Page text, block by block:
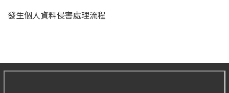
發生個人資料侵害處理流程